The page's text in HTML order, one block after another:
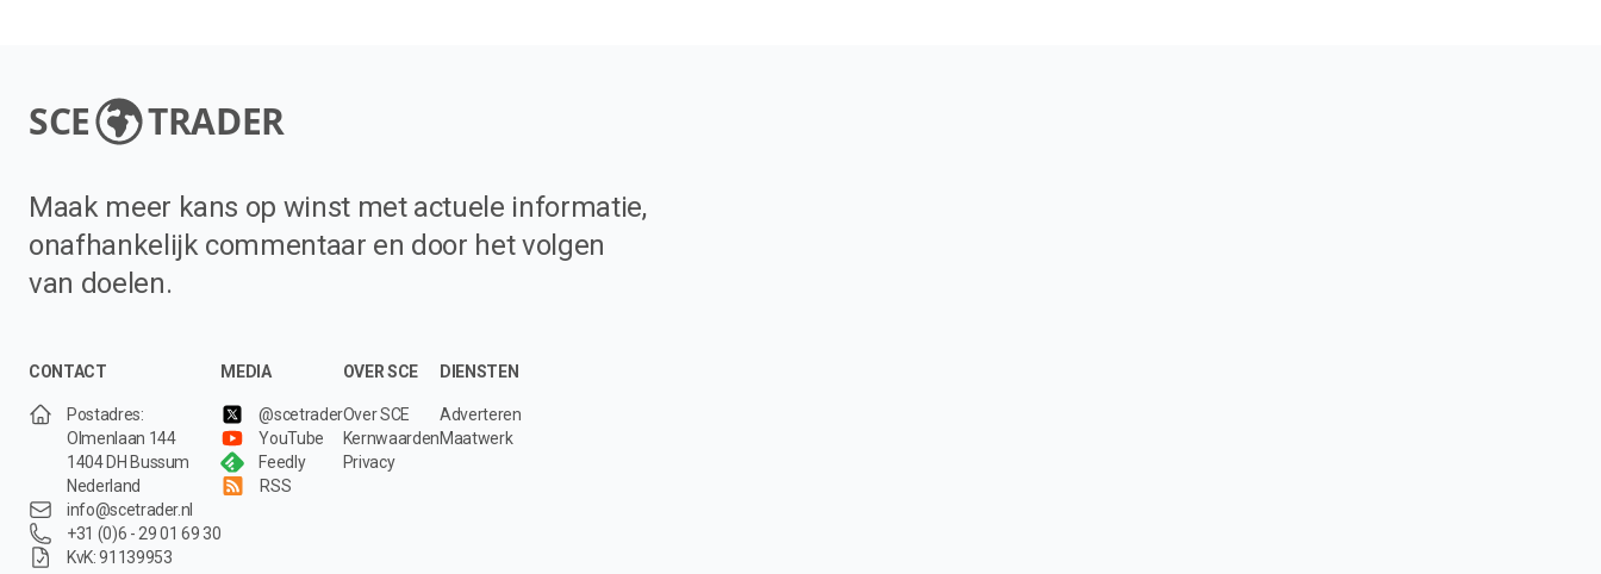
SCE TRADER
Maak meer kans op winst met actuele informatie,
onafhankelijk commentaar en door het volgen
van doelen.
CONTACT
Postadres:
Olmenlaan 144
1404 DH Bussum
Nederland
info@scetrader.nl
+31 (0)6 - 29 01 69 30
KvK: 91139953
MEDIA
@scetrader
YouTube
Feedly
RSS
OVER SCE
Over SCE
Kernwaarden
Privacy
DIENSTEN
Adverteren
Maatwerk